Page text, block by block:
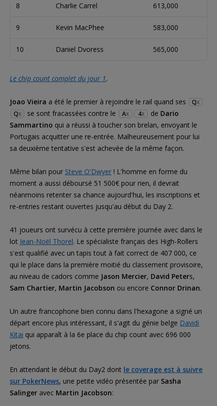
8 Charlie Carrel 613,000
9 Kevin MacPhee 583,000
10 Daniel Dvoress 565,000
Le chip count complet du jour 1.
Joao Vieira a été le premier à rejoindre le rail quand ses QX
QX se sont fracassées contre le AX 4X de Dario
Sammartino qui a réussi à toucher son brelan, envoyant le
Portugais acquitter une re-entrée. Malheureusement pour lui
sa deuxième tentative s'est achevée de la même façon.
Même bilan pour Steve O'Dwyer ! L'homme en forme du
moment a aussi déboursé 51 500€ pour rien, il devrait
néanmoins retenter sa chance aujourd'hui, les inscriptions et
re-entries restant ouvertes jusqu'au début du Day 2.
41 joueurs ont survécu à cette première journée avec dans le
lot Jean-Noël Thorel. Le spécialiste français des High-Rollers
s'est qualifié avec un tapis tout à fait correct de 407 000, ce
qui le place dans la première moitié du classement provisoire,
au niveau de cadors comme Jason Mercier, David Peters,
Sam Chartier, Martin Jacobson ou encore Connor Drinan.
Un autre francophone bien connu dans l'hexagone a signé un
départ encore plus intéressant, il s'agit du génie belge Davidi
Kitai qui apparaît à la 6e place du chip count avec 696 000
jetons.
En attendant le début du Day2 dont le coverage est à suivre
sur PokerNews, une petite vidéo présentée par Sasha
Salinger avec Martin Jacobson: